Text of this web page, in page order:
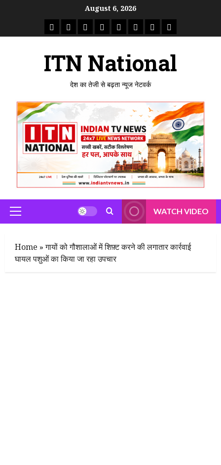
August 6, 2026
राष्ट्रीयताजा
उत्तर
मध्य
राजस्थान
पंजाब गुजरातमहाराष्ट्र
ITN National
देश का तेजी से बढ़ता न्यूज नेटवर्क
Primary
Menu
WATCH VIDEO
Home »गायों को गौशालाओं में शिफ़्ट करने की लगातार कार्रवाई
घायल पशुओं का किया जा रहा उपचार